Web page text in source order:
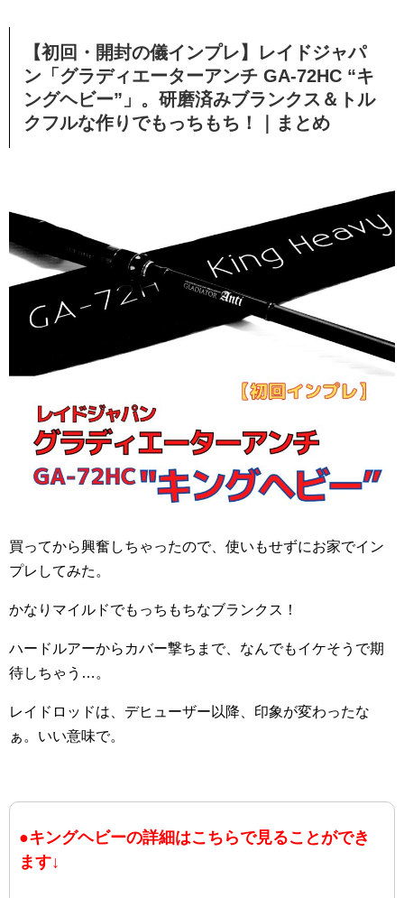
【初回・開封の儀インプレ】レイドジャパ
ン「グラディエーターアンチ GA-72HC “キ
ングヘビー”」。研磨済みブランクス＆トル
クフルな作りでもっちもち！｜まとめ
買ってから興奮しちゃったので、使いもせずにお家でイン
プレしてみた。
かなりマイルドでもっちもちなブランクス！
ハードルアーからカバー撃ちまで、なんでもイケそうで期
待しちゃう…。
レイドロッドは、デヒューザー以降、印象が変わったな
ぁ。いい意味で。
●キングヘビーの詳細はこちらで見ることができ
ます↓